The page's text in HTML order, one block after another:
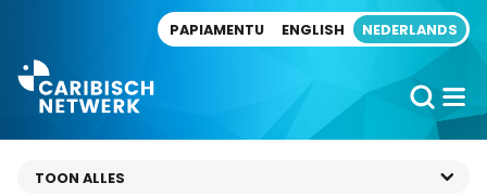
PAPIAMENTU ENGLISH NEDERLANDS